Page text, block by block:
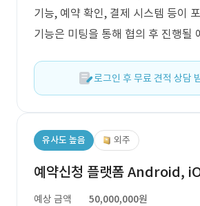
기능, 예약 확인, 결제 시스템 등이
기능은 미팅을 통해 협의 후 진행될
로그인 후 무료 견적 상담
유사도 높음 외주
예약신청 플랫폼 Android,
예상 금액
50,000,000원